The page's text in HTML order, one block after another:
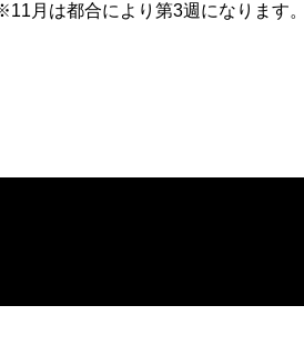
月は都合により第3週になります。